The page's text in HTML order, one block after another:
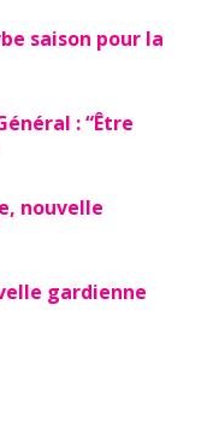
saison pour la
: “Être
nouvelle
gardienne